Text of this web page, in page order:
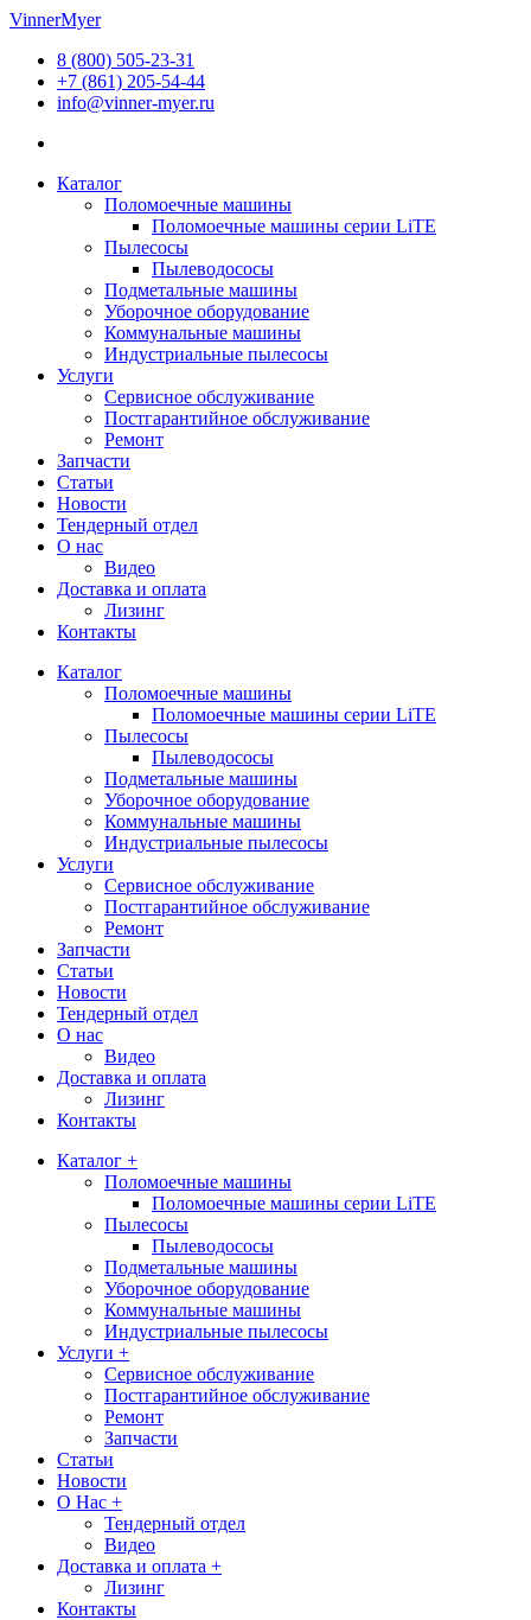
Перейти
содержимому
VinnerMyer
8 (800) 505-23-31
+7 (861) 205-54-44
info@vinner-myer.ru
Каталог
Поломоечные машины
Поломоечные машины серии LiTE
Пылесосы
Пылеводососы
Подметальные машины
Уборочное оборудование
Коммунальные машины
Индустриальные пылесосы
Услуги
Сервисное обслуживание
Постгарантийное обслуживание
Ремонт
Запчасти
Статьи
Новости
Тендерный отдел
О нас
Видео
Доставка и оплата
Лизинг
Контакты
Каталог
Поломоечные машины
Поломоечные машины серии LiTE
Пылесосы
Пылеводососы
Подметальные машины
Уборочное оборудование
Коммунальные машины
Индустриальные пылесосы
Услуги
Сервисное обслуживание
Постгарантийное обслуживание
Ремонт
Запчасти
Статьи
Новости
Тендерный отдел
О нас
Видео
Доставка и оплата
Лизинг
Контакты
Каталог +
Поломоечные машины
Поломоечные машины серии LiTE
Пылесосы
Пылеводососы
Подметальные машины
Уборочное оборудование
Коммунальные машины
Индустриальные пылесосы
Услуги +
Сервисное обслуживание
Постгарантийное обслуживание
Ремонт
Запчасти
Статьи
Новости
О Нас +
Тендерный отдел
Видео
Доставка и оплата +
Лизинг
Контакты